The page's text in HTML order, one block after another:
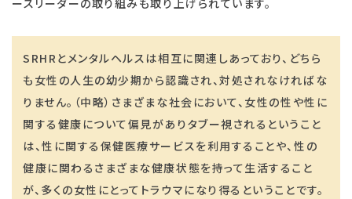
ースリーダーの取り組みも取り上げられています。
SRHRとメンタルヘルスは相互に関連しあっており、どちら
も女性の人生の幼少期から認識され、対処されなければな
りません。（中略）さまざまな社会において、女性の性や性に
関する健康について偏見がありタブー視されるということ
は、性に関する保健医療サービスを利用することや、性の
健康に関わるさまざまな健康状態を持って生活すること
が、多くの女性にとってトラウマになり得るということです。